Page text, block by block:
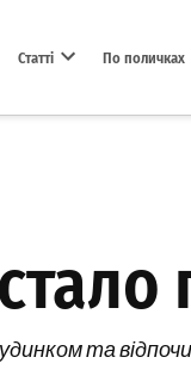
Статті По поличках
та